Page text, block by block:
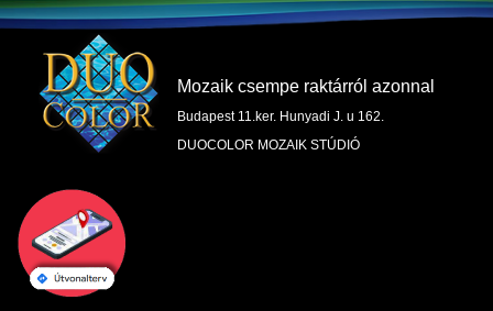
Mozaik csempe raktárról azonnal
Budapest 11.ker. Hunyadi J. u 162.
DUOCOLOR MOZAIK STÚDIÓ